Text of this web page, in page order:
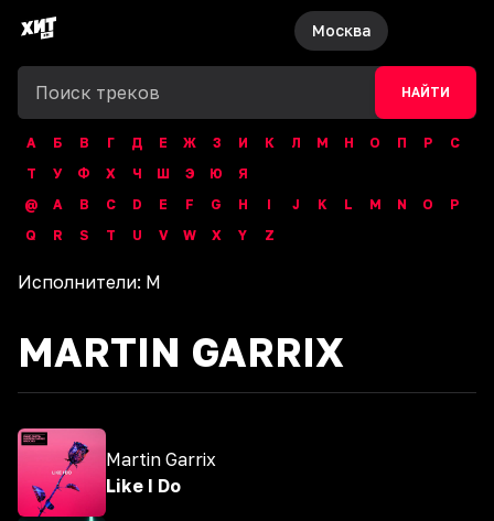
Москва
НАЙТИ
А Б В Г Д Е Ж З И К Л М Н О П Р
С
Т
У Ф Х Ч Ш Э Ю
Я
@
A B C D E F G H I J K L M N O
P
Q
R S T U V W X Y Z
Исполнители: M
MARTIN GARRIX
Martin Garrix
Like I Do